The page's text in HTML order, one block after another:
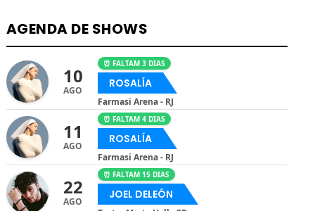
AGENDA DE SHOWS
10
AGO
⏰ FALTAM 3 DIAS
ROSALÍA
Farmasi Arena - RJ
11
AGO
⏰ FALTAM 4 DIAS
ROSALÍA
Farmasi Arena - RJ
22
AGO
⏰ FALTAM 15 DIAS
JOEL DELEÓN